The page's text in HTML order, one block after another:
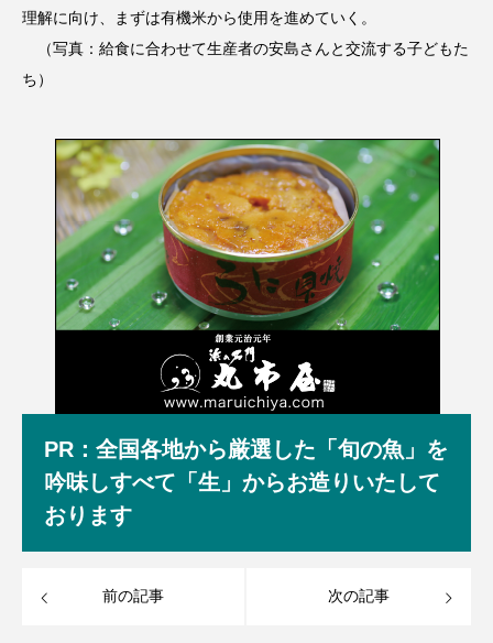
理解に向け、まずは有機米から使用を進めていく。
（写真：給食に合わせて生産者の安島さんと交流する子どもた
ち）
PR：全国各地から厳選した「旬の魚」を
吟味しすべて「生」からお造りいたして
おります
前の記事 次の記事